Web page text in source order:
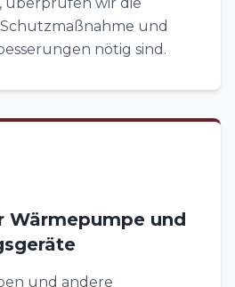
und
nötig sind.
Wärmepumpe und
und andere